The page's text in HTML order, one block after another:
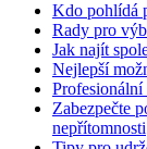
Kdo pohlídá
Rady pro
Jak najít
Nejlepší
Zabezpečte
nepřítomnosti